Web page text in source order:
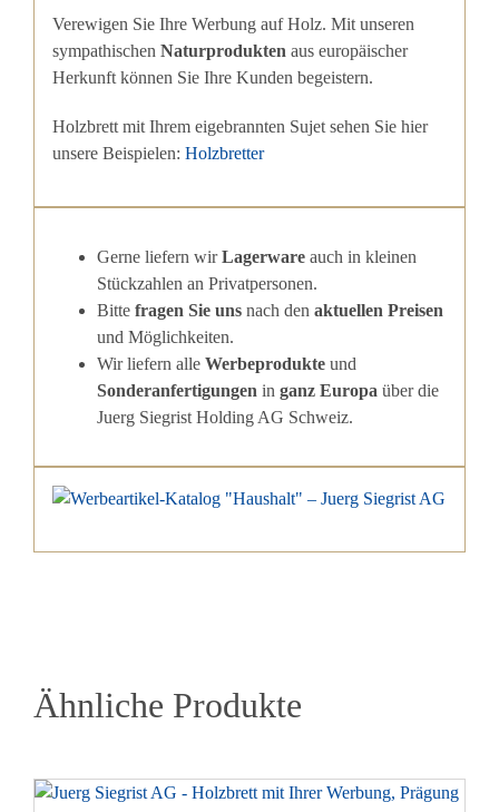
Verewigen Sie Ihre Werbung auf Holz. Mit unseren
sympathischen Naturprodukten aus europäischer
Herkunft können Sie Ihre Kunden begeistern.
Holzbrett mit Ihrem eigebrannten Sujet sehen Sie hier
unsere Beispielen: Holzbretter
Gerne liefern wirLagerwareauch in kleinen
Stückzahlen an Privatpersonen.
Bitte fragen Sie unsnach den aktuellen Preisen
und Möglichkeiten.
Wir liefern alle Werbeprodukteund
Sonderanfertigungen in ganz Europa über die
Juerg Siegrist Holding AG Schweiz.
Ähnliche Produkte